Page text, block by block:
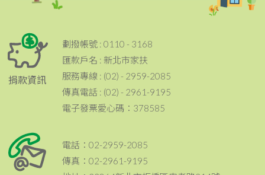
捐款資訊
劃撥帳號 : 0110 - 3168
匯款戶名 : 新北市家扶
服務專線 : (02) - 2959-2085
傳真電話 : (02) - 2961-9195
電子發票愛心碼：378585
電話：02-2959-2085
傳真：02-2961-9195